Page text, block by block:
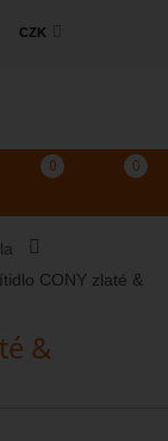
CZK
Košík 0
(prázdný)
0
Porovnání produktů
CONY zlaté &
&